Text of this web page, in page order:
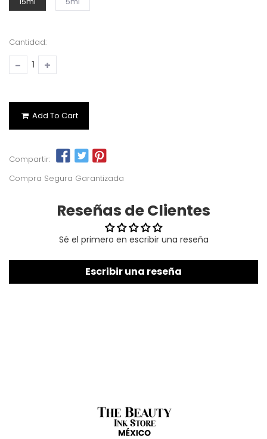
Cantidad:
- +
Add To Cart
Compartir:
Compra Segura Garantizada
Reseñas de Clientes
Sé el primero en escribir una reseña
Escribir una reseña